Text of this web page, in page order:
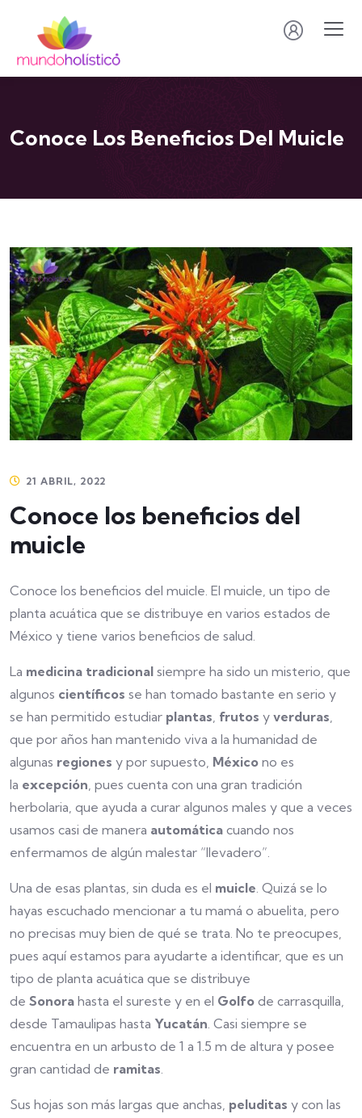
Conoce Los Beneficios Del Muicle
21 ABRIL, 2022
Conoce los beneficios del
muicle
Conoce los beneficios del muicle. El muicle, un tipo de
planta acuática que se distribuye en varios estados de
México y tiene varios beneficios de salud.
La medicina tradicional siempre ha sido un misterio, que
algunos científicos se han tomado bastante en serio y
se han permitido estudiar plantas, frutos y verduras,
que por años han mantenido viva a la humanidad de
algunas regiones y por supuesto, México no es
la excepción, pues cuenta con una gran tradición
herbolaria, que ayuda a curar algunos males y que a veces
usamos casi de manera automática cuando nos
enfermamos de algún malestar “llevadero”.
Una de esas plantas, sin duda es el muicle. Quizá se lo
hayas escuchado mencionar a tu mamá o abuelita, pero
no precisas muy bien de qué se trata. No te preocupes,
pues aquí estamos para ayudarte a identificar, que es un
tipo de planta acuática que se distribuye
de Sonora hasta el sureste y en el Golfo de carrasquilla,
desde Tamaulipas hasta Yucatán. Casi siempre se
encuentra en un arbusto de 1 a 1.5 m de altura y posee
gran cantidad de ramitas.
Sus hojas son más largas que anchas, peluditas y con las